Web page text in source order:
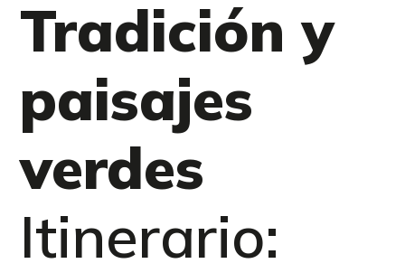
Tradición y
paisajes
verdes
Itinerario: